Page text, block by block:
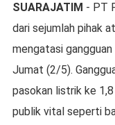
SUARAJATIM - PT
dari sejumlah pihak
mengatasi
Jumat (2/5).
pasokan listrik ke
publik vital seperti